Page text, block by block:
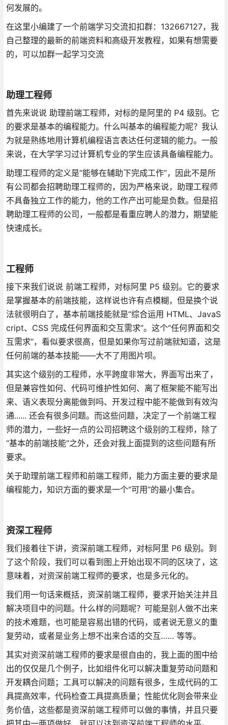
何发展的。
在这里小编建了一个前端学习交流扣扣群：132667127，我
自己整理的最新的前端资料和高级开发教程，如果有想需要
的，可以加群一起学习交流
助理工程师
首先来说说 助理前端工程师，对标的是阿里的 P4 级别。它
的要求是基本的编程能力。什么叫基本的编程能力呢？我认
为就是熟练地用计算机编程语言表达任何逻辑的能力。一般
来说，在大学学习过计算机专业的学生应该具备编程能力。
助理工程师的定义是“能够在辅助下完成工作”，因此不是所
有公司都会招聘助理工程师的，因为严格来说，助理工程师
不具备独立工作的能力，他的工作产出可能是负数。但是招
聘助理工程师的公司，一般都是看重应聘人的潜力，期望能
快速成长。
工程师
接下来我们说说 前端工程师，对标阿里 P5 级别。它的要求
是掌握基本的前端技能，这样说也许有点模糊，但是换个说
法就很明白了，基本前端技能就是“综合运用 HTML、JavaS
cript、CSS 完成任何界面和交互需求”。这个“任何界面和交
互需求”，看似要求很高，但是如果你写过前端就知道，这是
任何前端的基本技能——大不了用图片呗。
其实这个级别的工程师，水平跨度非常大，界面写出来了，
但是兼容性如何、代码可维护性如何、离了框架能不能写出
来、语义表现分离能做到吗、开发过程中能不能做到有效沟
通...... 还会有很多问题。而这些问题，决定了一个前端工程
师的潜力，一些好一点的公司招聘这个级别的工程师，除了
“基本的前端技能”之外，还会对我上面提到的这些问题有所
要求。
关于助理前端工程师和前端工程师，能力方面主要的要求是
编程能力，知识方面的要求是一个“可用”的最小集合。
资深工程师
我们接着往下讲，资深前端工程师，对标阿里 P6 级别。到
了这个阶段，我们可以看到图上开始出现不同的区块了，这
意味着，对资深前端工程师的要求，也是多元化的。
我们用一句话来概括，资深前端工程师，要求开始关注并且
解决项目中的问题。什么样的问题呢？可能是别人做不出来
的技术难题，也可能是容易出错的代码，或者说无意义的重
复劳动，或者是业务上想不出来合适的交互…… 等等。
其实对资深前端工程师的要求是很自由的，我上面的图中给
出的仅仅是几个例子，比如组件化可以解决重复劳动问题和
开发耦合问题；工具可以解决的问题有很多，生成代码的工
具提高效率，代码检查工具提高质量；性能优化则会带来业
务价值，这些都是资深前端工程师可以做的事情，并且只要